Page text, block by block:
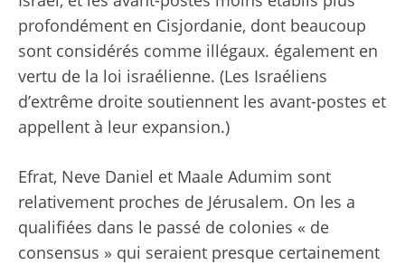
profondément en Cisjordanie, dont beaucoup
sont considérés comme illégaux. également en
vertu de la loi israélienne. (Les Israéliens
d’extrême droite soutiennent les avant-postes et
appellent à leur expansion.)
Efrat, Neve Daniel et Maale Adumim sont
relativement proches de Jérusalem. On les a
qualifiées dans le passé de colonies « de
consensus » qui seraient presque certainement